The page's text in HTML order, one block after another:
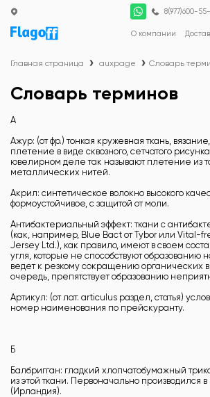
О компании
8(977)600-
Главная страница auxpage Словарь
Словарь терминов
А
Ажур: (от фр.) тонкая кружевная ткань,
плетение в виде сквозного, сетчатого
ювелирном деле так называют плетение из
металлических нитей.
Акрил: синтетическое волокно высокого
формоустойчивое, с защитой от моли.
Антибактериальный эффект: ткани с
(как, например, Blue Bact от Tybor или Vital-
Jersey Ltd.), как правило, имеют в своем
угля, которые не способствуют образованию
ведет к резкому сокращению органических
очередь, препятствует образованию
Артикул: (от лат. articulus раздел, статья)
номер наименования по прейскуранту.
Б
Балбригган: гладкий хлопчатобумажный
из этой ткани. Первоначально производился
(Ирландия).